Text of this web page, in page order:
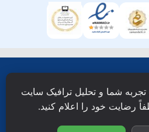
محفوظ است.
تجربه شما و تحلیل ترافیک سایت
رضایت خود را اعلام کنید.